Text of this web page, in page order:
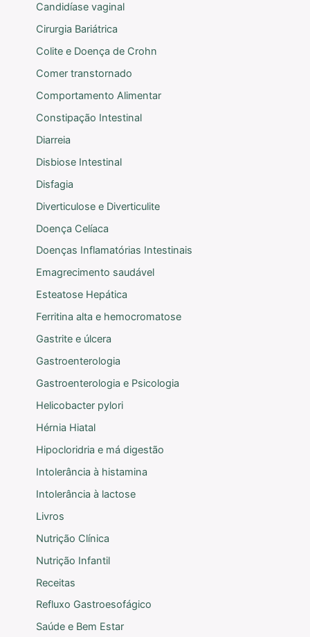
Candidíase vaginal
Cirurgia Bariátrica
Colite e Doença de Crohn
Comer transtornado
Comportamento Alimentar
Constipação Intestinal
Diarreia
Disbiose Intestinal
Disfagia
Diverticulose e Diverticulite
Doença Celíaca
Doenças Inflamatórias Intestinais
Emagrecimento saudável
Esteatose Hepática
Ferritina alta e hemocromatose
Gastrite e úlcera
Gastroenterologia
Gastroenterologia e Psicologia
Helicobacter pylori
Hérnia Hiatal
Hipocloridria e má digestão
Intolerância à histamina
Intolerância à lactose
Livros
Nutrição Clínica
Nutrição Infantil
Receitas
Refluxo Gastroesofágico
Saúde e Bem Estar